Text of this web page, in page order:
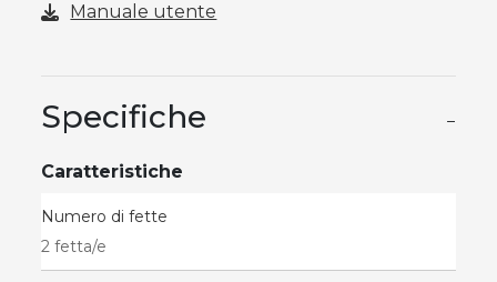
Manuale utente
Specifiche −
Caratteristiche
Numero di fette
2 fetta/e